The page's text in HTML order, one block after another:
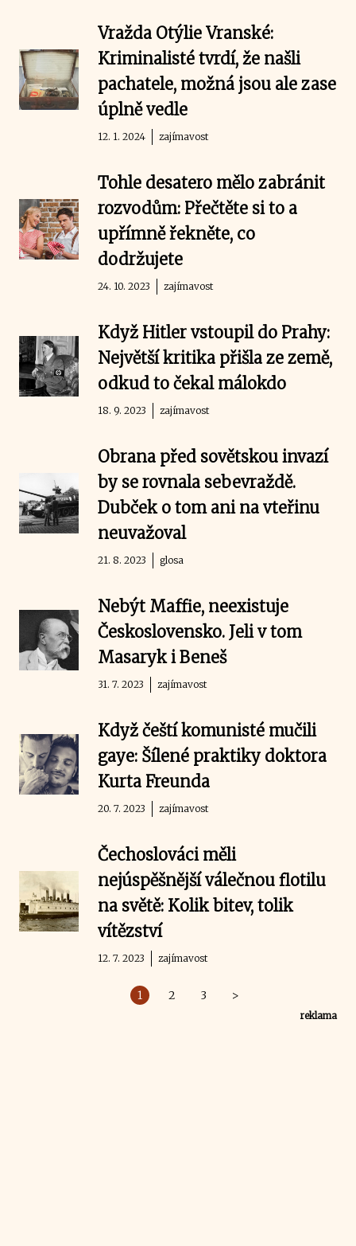
Vražda Otýlie Vranské:
Kriminalisté tvrdí, že našli
pachatele, možná jsou ale zase
úplně vedle
12. 1. 2024 zajímavost
Tohle desatero mělo zabránit
rozvodům: Přečtěte si to a
upřímně řekněte, co
dodržujete
24. 10. 2023 zajímavost
Když Hitler vstoupil do Prahy:
Největší kritika přišla ze země,
odkud to čekal málokdo
18. 9. 2023 zajímavost
Obrana před sovětskou invazí
by se rovnala sebevraždě.
Dubček o tom ani na vteřinu
neuvažoval
21. 8. 2023 glosa
Nebýt Maffie, neexistuje
Československo. Jeli v tom
Masaryk i Beneš
31. 7. 2023 zajímavost
Když čeští komunisté mučili
gaye: Šílené praktiky doktora
Kurta Freunda
20. 7. 2023 zajímavost
Čechoslováci měli
nejúspěšnější válečnou flotilu
na světě: Kolik bitev, tolik
vítězství
12. 7. 2023 zajímavost
1 2 3 >
reklama